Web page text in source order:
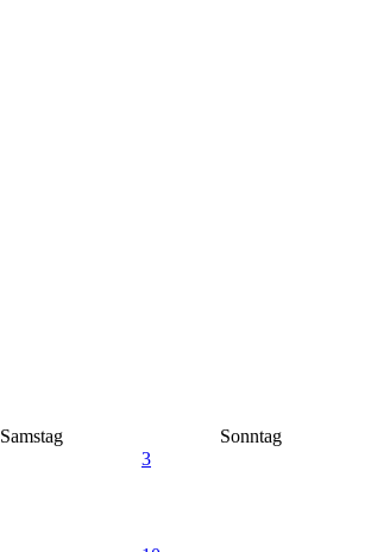
Samstag
Sonntag
3